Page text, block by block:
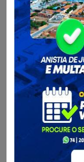
Prestadores de
especificações
Nº da Licitação:
001/2024
Publicado em:
05/01/2024 às
Realização em:
09/01/2024 às
Processo